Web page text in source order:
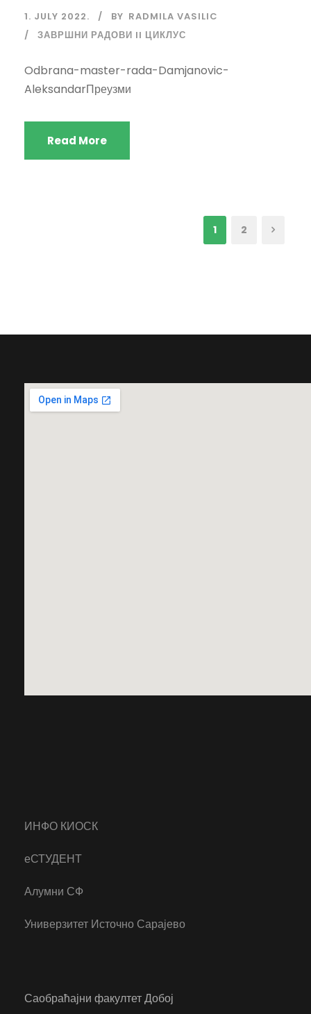
1. JULY 2022. BY RADMILA VASILIC
ЗАВРШНИ РАДОВИ II ЦИКЛУС
Odbrana-master-rada-Damjanovic-
AleksandarПреузми
Read More
1 2
ИНФО КИОСК
еСТУДЕНТ
Алумни СФ
Универзитет Источно Сарајево
Саобраћајни факултет Добој